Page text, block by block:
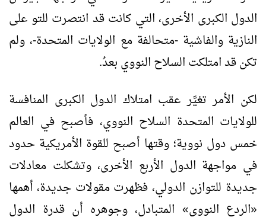
الدول الكبرى الأخرى، التي كانت قد انتصرت للتو على
النازية والفاشية -متحالفة مع الولايات المتحدة-، ولم
تكن قد امتلكت السلاح النووي بعدُ.
لكن الأمر تغيَّر عقب امتلاك الدول الكبرى المنافسة
للولايات المتحدة السلاح النووي، فأصبح في العالم
خمس دول نووية؛ وقتها أصبح للقوة الأمريكية حدود
في مواجهة الدول الأربع الأخرى، وتشكلت معادلات
جديدة للتوازن الدولي، فظهرت مقولات جديدة، أهمها
«الردع النووي» المتبادل، وجوهره أن قدرة الدول